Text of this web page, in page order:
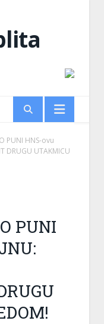
PUNI HNS-ovu
DRUGU UTAKMICU
PUNI